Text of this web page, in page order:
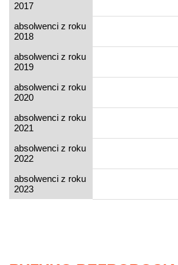
2017
absolwenci z roku
2018
absolwenci z roku
2019
absolwenci z roku
2020
absolwenci z roku
2021
absolwenci z roku
2022
absolwenci z roku
2023